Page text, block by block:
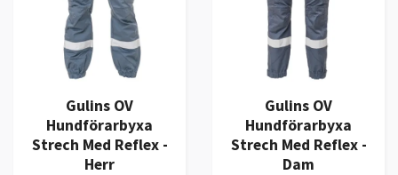
Gulins OV
Hundförarbyxa
Strech Med Reflex -
Herr
Gulins OV
Hundförarbyxa
Strech Med Reflex -
Dam